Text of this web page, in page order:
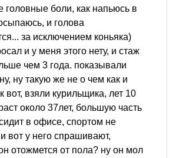
головные боли, как напьюсь в
и голова
за исключением коньяка)
и у меня этого нету, и стаж
чем 3 года. показывали
ну такую же не о чем как и
вот, взяли курильщика, лет 10
около 37лет, большую часть
в офисе, спортом не
вот у него спрашивают,
отожмется от пола? ну он мол